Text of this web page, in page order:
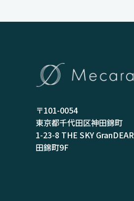
〒101-0054
東京都千代田区神田錦町
1-23-8 THE SKY
田錦町9F